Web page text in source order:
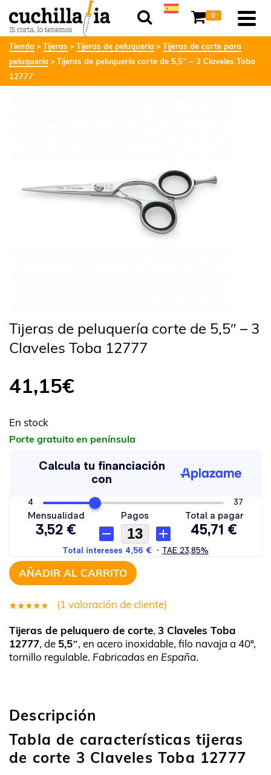
0
Tienda Tijeras Tijeras de peluquería
Tijeras de corte para
peluquería
Tijeras de peluquería corte de 5,5″ – 3 Claveles Toba
12777
Tijeras de peluquería corte de 5,5″ – 3
Claveles Toba 12777
41,15€
En stock
Porte gratuito en península
AÑADIR AL CARRITO
5.00sobre
5 basado
en
(1 valoración de cliente)
Tijeras de peluquero de corte, 3 Claveles Toba
12777, de 5,5″, en acero inoxidable, filo navaja a 40º,
tornillo regulable. Fabricadas en España.
Descripción
Tabla de características tijeras
de corte 3 Claveles Toba 12777